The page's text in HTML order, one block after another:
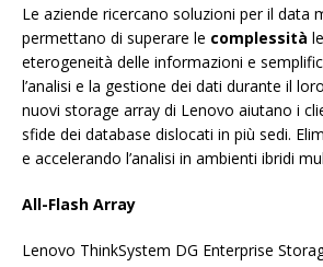
Le aziende ricercano soluzioni per il data
permettano di superare le complessità
eterogeneità delle informazioni e
l’analisi e la gestione dei dati durante il
nuovi storage array di Lenovo aiutano i
sfide dei database dislocati in più sedi.
e accelerando l’analisi in ambienti ibridi
All-Flash Array
Lenovo ThinkSystem DG Enterprise